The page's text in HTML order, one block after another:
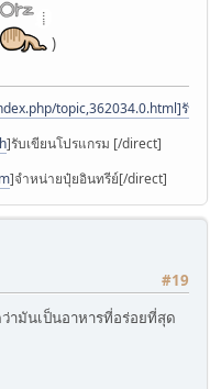
)
topic,362034.0.html]รับ
]รับเขียนโปรแกรม [/direct]
]จำหน่ายปุ๋ยอินทรีย์[/direct]
#19
ามันเป็นอาหารที่อร่อยที่สุด